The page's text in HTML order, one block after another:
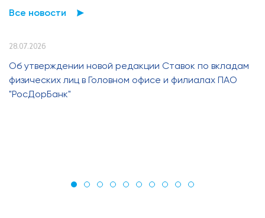
Все новости
28.07.2026
Об утверждении новой редакции Ставок по вкладам
физических лиц в Головном офисе и филиалах ПАО
"РосДорБанк"